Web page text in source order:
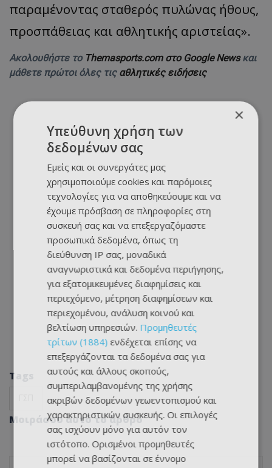
παραμένοντας σταθερός πυλώνας ήθους,
προσπάθειας και αθλητικής αριστείας».
Ακολουθήστε το Themasports.com στο Google Newsκαι
μάθετε πρώτοι όλες τις αθλητικές ειδήσεις
Tags
Μοιράσου αυτό το άρθρο
×
Υπεύθυνη χρήση των
δεδομένων σας
Εμείς και οι συνεργάτες μας
χρησιμοποιούμε cookies και παρόμοιες
τεχνολογίες για να αποθηκεύουμε και να
έχουμε πρόσβαση σε πληροφορίες στη
συσκευή σας και να επεξεργαζόμαστε
προσωπικά δεδομένα, όπως τη
διεύθυνση IP σας, μοναδικά
αναγνωριστικά και δεδομένα περιήγησης,
για εξατομικευμένες διαφημίσεις και
περιεχόμενο, μέτρηση διαφημίσεων και
περιεχομένου, ανάλυση κοινού και
βελτίωση υπηρεσιών. Προμηθευτές
τρίτων (1884) ενδέχεται επίσης να
επεξεργάζονται τα δεδομένα σας για
αυτούς και άλλους σκοπούς,
συμπεριλαμβανομένης της χρήσης
ακριβών δεδομένων γεωεντοπισμού και
χαρακτηριστικών συσκευής. Οι επιλογές
σας ισχύουν μόνο για αυτόν τον
ιστότοπο. Ορισμένοι προμηθευτές
μπορεί να βασίζονται σε έννομο